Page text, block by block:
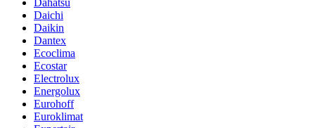
Dahatsu
Daichi
Daikin
Dantex
Ecoclima
Ecostar
Electrolux
Energolux
Eurohoff
Euroklimat